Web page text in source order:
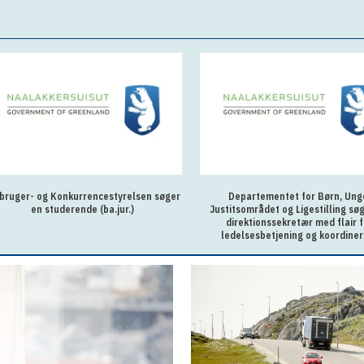
og Konkurrencestyrelsen søger
en studerende (ba.jur.)
Departementet for Børn,
Justitsområdet og Ligestilling
direktionssekretær med flair
ledelsesbetjening og